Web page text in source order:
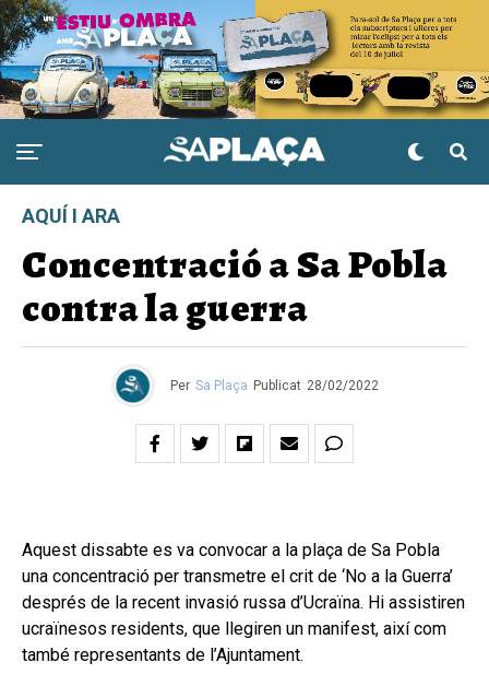
AQUÍ I ARA
Concentració a Sa Pobla
contra la guerra
Per Sa Plaça Publicat 28/02/2022
Aquest dissabte es va convocar a la plaça de Sa Pobla
una concentració per transmetre el crit de ‘No a la Guerra’
després de la recent invasió russa d’Ucraïna. Hi assistiren
ucraïnesos residents, que llegiren un manifest, així com
també representants de l’Ajuntament.